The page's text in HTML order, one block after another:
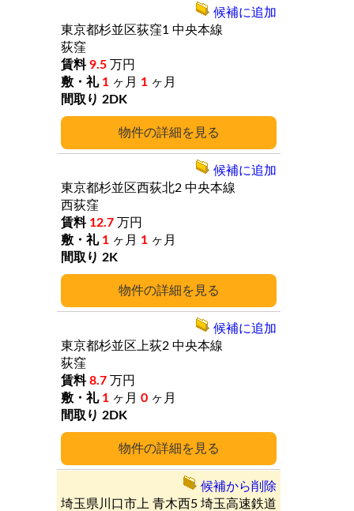
詳細
東京都杉並区荻窪1 中央本線
荻窪
9.5 万円
1 ヶ月 1 ヶ月
2DK
候補に追加
詳細
東京都杉並区西荻北2 中央本線
西荻窪
12.7 万円
1 ヶ月 1 ヶ月
2K
候補に追加
詳細
東京都杉並区上荻2 中央本線
荻窪
8.7 万円
1 ヶ月 0 ヶ月
2DK
候補に追加
埼玉県川口市上 青木西5 埼玉高速鉄道
候補から削除